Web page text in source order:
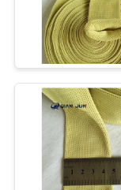
MAPA
SITIO